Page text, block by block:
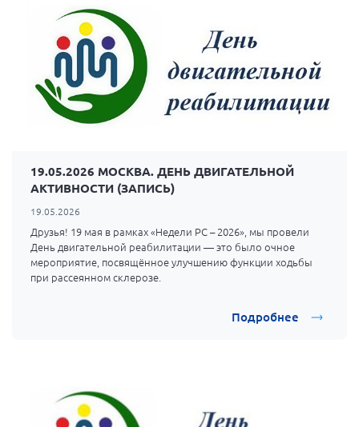
19.05.2026 МОСКВА. ДЕНЬ ДВИГАТЕЛЬНОЙ
АКТИВНОСТИ (ЗАПИСЬ)
19.05.2026
Друзья! 19 мая в рамках «Недели РС – 2026», мы провели
День двигательной реабилитации — это было очное
мероприятие, посвящённое улучшению функции ходьбы
при рассеянном склерозе.
Подробнее